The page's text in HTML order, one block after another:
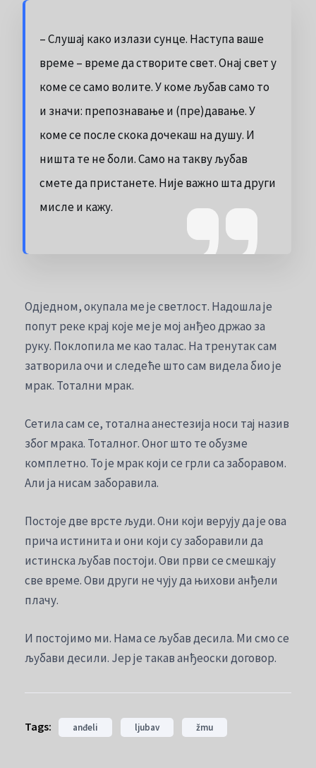
– Слушај како излази сунце. Наступа ваше
време – време да створите свет. Онај свет у
коме се само волите. У коме љубав само то
и значи: препознавање и (пре)давање. У
коме се после скока дочекаш на душу. И
ништа те не боли. Само на такву љубав
смете да пристанете. Није важно шта други
мисле и кажу.
Одједном, окупала ме је светлост. Надошла је
попут реке крај које ме је мој анђео држао за
руку. Поклопила ме као талас. На тренутак сам
затворила очи и следеће што сам видела био је
мрак. Тотални мрак.
Сетила сам се, тотална анестезија носи тај назив
због мрака. Тоталног. Оног што те обузме
комплетно. То је мрак који се грли са заборавом.
Али ја нисам заборавила.
Постоје две врсте људи. Они који верују да је ова
прича истинита и они који су заборавили да
истинска љубав постоји. Ови први се смешкају
све време. Ови други не чују да њихови анђели
плачу.
И постојимо ми. Нама се љубав десила. Ми смо се
љубави десили. Јер је такав анђеоски договор.
Tags: anđeli ljubav žmu